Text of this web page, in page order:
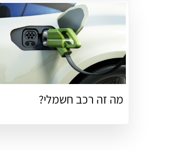
מה זה רכב חשמלי?